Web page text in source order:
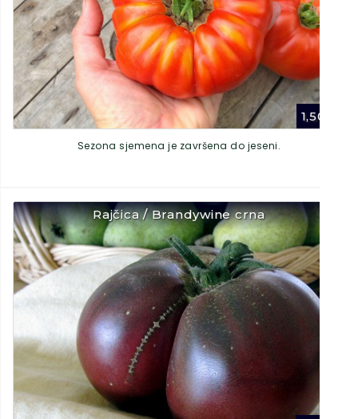
1,50
Sezona sjemena je završena do jeseni.
Rajčica / Brandywine crna